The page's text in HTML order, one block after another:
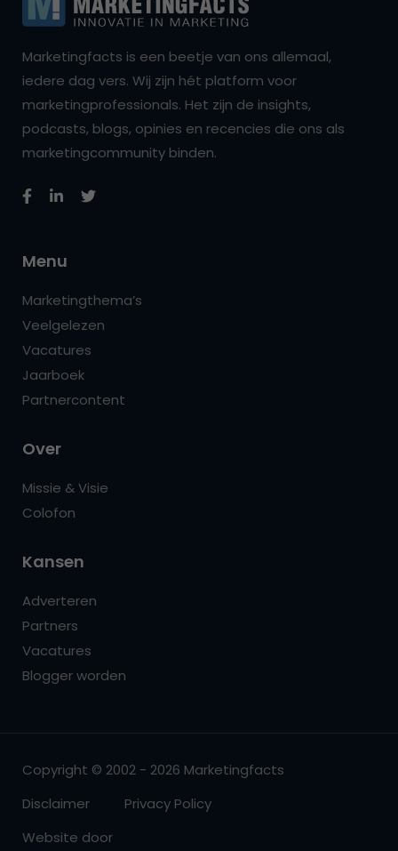
Marketingfacts is een beetje van ons allemaal,
iedere dag vers. Wij zijn hét platform voor
marketingprofessionals. Het zijn de insights,
podcasts, blogs, opinies en recencies die ons als
marketingcommunity binden.
Menu
Marketingthema’s
Veelgelezen
Vacatures
Jaarboek
Partnercontent
Over
Missie & Visie
Colofon
Kansen
Adverteren
Partners
Vacatures
Blogger worden
Copyright © 2002 - 2026 Marketingfacts
Disclaimer
Privacy Policy
Website door